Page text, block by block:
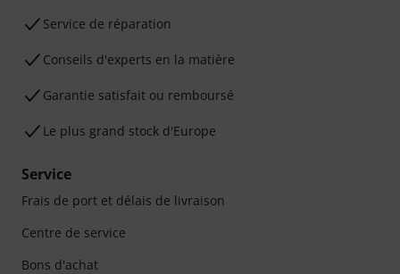
Service de réparation
Conseils d'experts en la matière
Garantie satisfait ou remboursé
Le plus grand stock d'Europe
Service
Frais de port et délais de livraison
Centre de service
Bons d'achat